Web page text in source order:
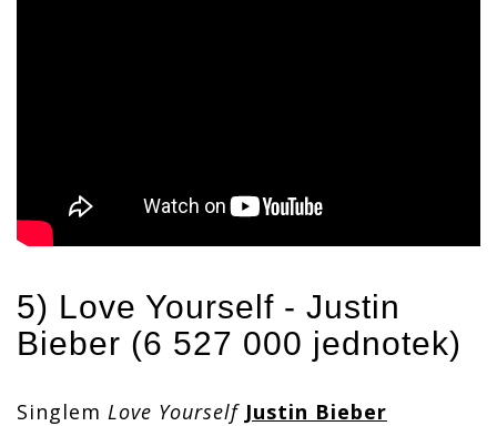
5) Love Yourself - Justin
Bieber (6 527 000 jednotek)
Singlem Love Yourself Justin Bieber